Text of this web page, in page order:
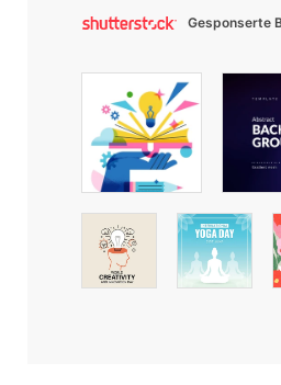
Gesponserte